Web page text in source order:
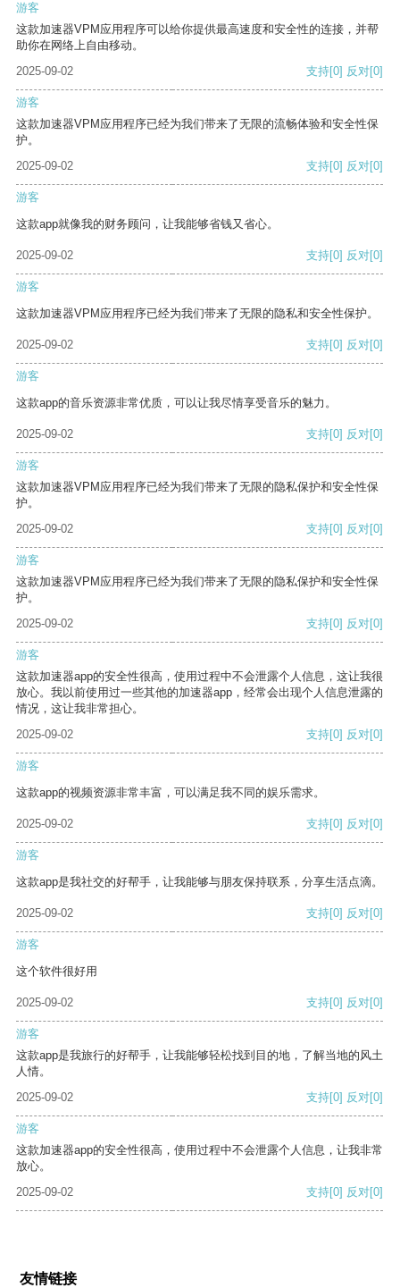
游客
这款加速器VPM应用程序可以给你提供最高速度和安全性的连接，并帮
助你在网络上自由移动。
2025-09-02
支持[0] 反对[0]
游客
这款加速器VPM应用程序已经为我们带来了无限的流畅体验和安全性保
护。
2025-09-02
支持[0] 反对[0]
游客
这款app就像我的财务顾问，让我能够省钱又省心。
2025-09-02 支持[0] 反对[0]
游客
这款加速器VPM应用程序已经为我们带来了无限的隐私和安全性保护。
2025-09-02 支持[0] 反对[0]
游客
这款app的音乐资源非常优质，可以让我尽情享受音乐的魅力。
2025-09-02 支持[0] 反对[0]
游客
这款加速器VPM应用程序已经为我们带来了无限的隐私保护和安全性保
护。
2025-09-02
支持[0] 反对[0]
游客
这款加速器VPM应用程序已经为我们带来了无限的隐私保护和安全性保
护。
2025-09-02
支持[0] 反对[0]
游客
这款加速器app的安全性很高，使用过程中不会泄露个人信息，这让我很
放心。我以前使用过一些其他的加速器app，经常会出现个人信息泄露的
情况，这让我非常担心。
2025-09-02
支持[0] 反对[0]
游客
这款app的视频资源非常丰富，可以满足我不同的娱乐需求。
2025-09-02 支持[0] 反对[0]
游客
这款app是我社交的好帮手，让我能够与朋友保持联系，分享生活点滴。
2025-09-02 支持[0] 反对[0]
游客
这个软件很好用
2025-09-02 支持[0] 反对[0]
游客
这款app是我旅行的好帮手，让我能够轻松找到目的地，了解当地的风土
人情。
2025-09-02
支持[0] 反对[0]
游客
这款加速器app的安全性很高，使用过程中不会泄露个人信息，让我非常
放心。
2025-09-02
支持[0] 反对[0]
友情链接